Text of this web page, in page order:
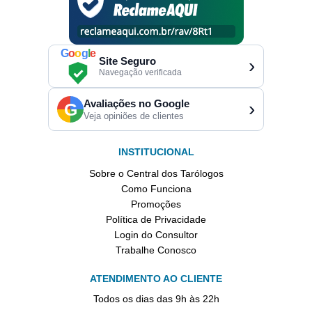
Google
Site Seguro
Navegação verificada ›
G Avaliações no Google
Veja opiniões de clientes ›
INSTITUCIONAL
Sobre o Central dos Tarólogos
Como Funciona
Promoções
Política de Privacidade
Login do Consultor
Trabalhe Conosco
ATENDIMENTO AO CLIENTE
Todos os dias das 9h às 22h